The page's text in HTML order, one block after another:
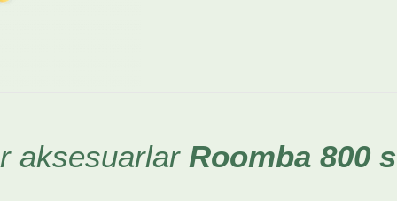
aksesuarlarRoomba 800